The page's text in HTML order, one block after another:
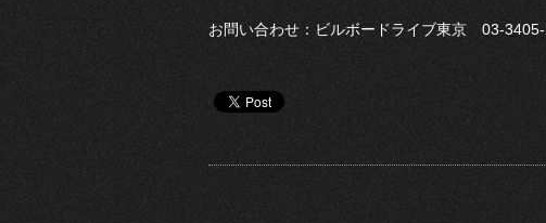
お問い合わせ：ビルボードライブ東京 03-